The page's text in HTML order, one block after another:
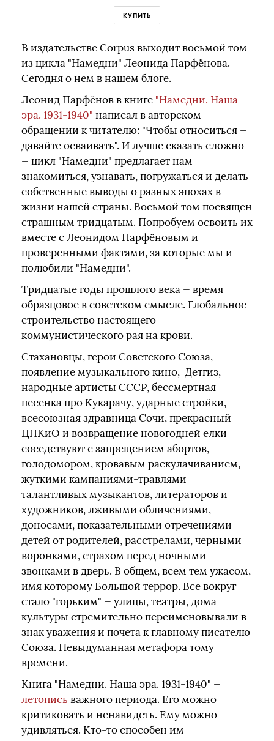
КУПИТЬ
В издательстве Corpus выходит восьмой том
из цикла "Намедни" Леонида Парфёнова.
Сегодня о нем в нашем блоге.
Леонид Парфёнов в книге "Намедни. Наша
эра. 1931-1940" написал в авторском
обращении к читателю: "Чтобы относиться —
давайте осваивать". И лучше сказать сложно
— цикл "Намедни" предлагает нам
знакомиться, узнавать, погружаться и делать
собственные выводы о разных эпохах в
жизни нашей страны. Восьмой том посвящен
страшным тридцатым. Попробуем освоить их
вместе с Леонидом Парфёновым и
проверенными фактами, за которые мы и
полюбили "Намедни".
Тридцатые годы прошлого века — время
образцовое в советском смысле. Глобальное
строительство настоящего
коммунистического рая на крови.
Стахановцы, герои Советского Союза,
появление музыкального кино, Детгиз,
народные артисты СССР, бессмертная
песенка про Кукарачу, ударные стройки,
всесоюзная здравница Сочи, прекрасный
ЦПКиО и возвращение новогодней елки
соседствуют с запрещением абортов,
голодомором, кровавым раскулачиванием,
жуткими кампаниями-травлями
талантливых музыкантов, литераторов и
художников, лживыми обличениями,
доносами, показательными отречениями
детей от родителей, расстрелами, черными
воронками, страхом перед ночными
звонками в дверь. В общем, всем тем ужасом,
имя которому Большой террор. Все вокруг
стало "горьким" — улицы, театры, дома
культуры стремительно переименовывали в
знак уважения и почета к главному писателю
Союза. Невыдуманная метафора тому
времени.
Книга "Намедни. Наша эра. 1931-1940" —
летопись важного периода. Его можно
критиковать и ненавидеть. Ему можно
удивляться. Кто-то способен им